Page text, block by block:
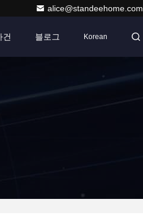
alice@standeehome.com
건 블로그 Korean